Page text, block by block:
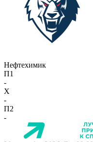
Нефтехимик
П1
-
X
-
П2
-